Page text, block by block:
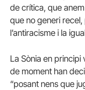
de crítica, que
que no generi
l’antiracisme i la
La Sònia en principi
de moment han
“posant nens que